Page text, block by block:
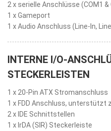
2 x serielle Anschlüsse (COM1 &
1 x Gameport
1 x Audio Anschluss (Line-In,
INTERNE I/O-
STECKERLEISTEN
1 x 20-Pin ATX Stromanschluss
1 x FDD Anschluss, unterstützt
2 x IDE Schnittstellen
1 x IrDA (SIR) Steckerleiste